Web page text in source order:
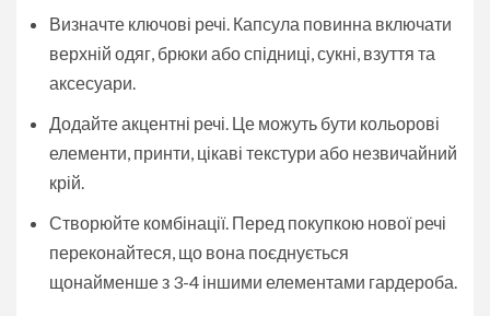
Визначте ключові речі. Капсула повинна включати
верхній одяг, брюки або спідниці, сукні, взуття та
аксесуари.
Додайте акцентні речі. Це можуть бути кольорові
елементи, принти, цікаві текстури або незвичайний
крій.
Створюйте комбінації. Перед покупкою нової речі
переконайтеся, що вона поєднується
щонайменше з 3-4 іншими елементами гардероба.